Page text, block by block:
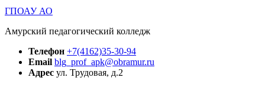
ГПОАУ АО
Амурский педагогический колледж
Телефон +7(4162)35-30-94
Email blg_prof_apk@obramur.ru
Адрес ул. Трудовая, д.2